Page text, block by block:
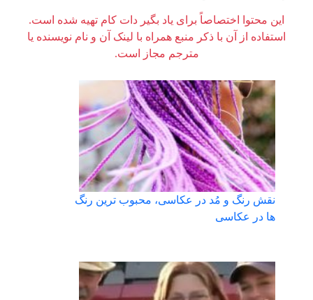
این محتوا اختصاصاً برای یاد بگیر دات کام تهیه شده است.
استفاده از آن با ذکر منبع همراه با لینک آن و نام نویسنده یا
مترجم مجاز است.
نقش رنگ و مُد در عکاسی، محبوب ترین رنگ
ها در عکاسی